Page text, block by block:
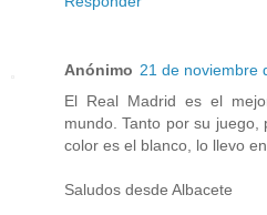
Anónimo 21 de noviembre
El Real Madrid es el
mundo. Tanto por su
color es el blanco, lo llevo
Saludos desde Albacete